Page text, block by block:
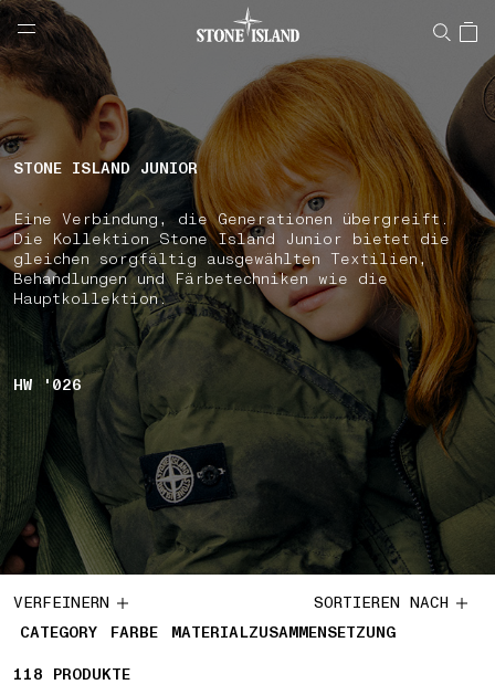
NAVIGATION.ARIA.GOTOMAINCONTENT
LABEL.SHOPPINGCOUNTRY SCHWEIZ
STONE ISLAND JUNIOR
Eine Verbindung, die Generationen übergreift.
Die Kollektion Stone Island Junior bietet die
gleichen sorgfältig ausgewählten Textilien,
Behandlungen und Färbetechniken wie die
Hauptkollektion.
HW '026
VERFEINERN
CATEGORY
FARBE MATERIALZUSAMMENSETZUNG
SORTIEREN NACH
118 118 PRODUKTE
PRODUKTE